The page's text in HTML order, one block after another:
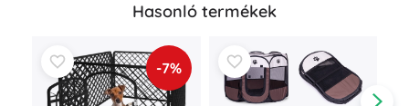
Hasonló termékek
-7%